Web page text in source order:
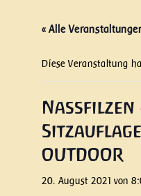
« Alle
Diese Veranstaltung
Nassfilzen
OUTDOOR
20. August 2021 von